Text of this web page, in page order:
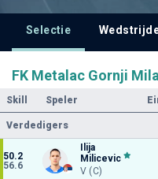
Selectie
FK Metalac Gornji
Skill Speler
Verdedigers
50.2
56.6
Ilija
Milicevic
V (C)